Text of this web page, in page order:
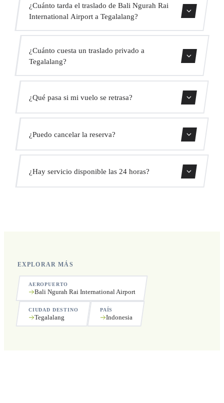
¿Cuánto tarda el traslado de Bali Ngurah Rai
International Airport a Tegalalang?
¿Cuánto cuesta un traslado privado a
Tegalalang?
Usa nuestro formulario de reserva para obtener un precio
fijo al instante. Sin cargos ocultos.
¿Qué pasa si mi vuelo se retrasa?
conductor ajustará automáticamente la hora de recogida
sin coste adicional.
¿Puedo cancelar la reserva?
recogida.
¿Hay servicio disponible las 24 horas?
EXPLORAR MÁS
AEROPUERTO
Bali Ngurah Rai International Airport
CIUDAD DESTINO
Tegalalang
PAÍS
Indonesia